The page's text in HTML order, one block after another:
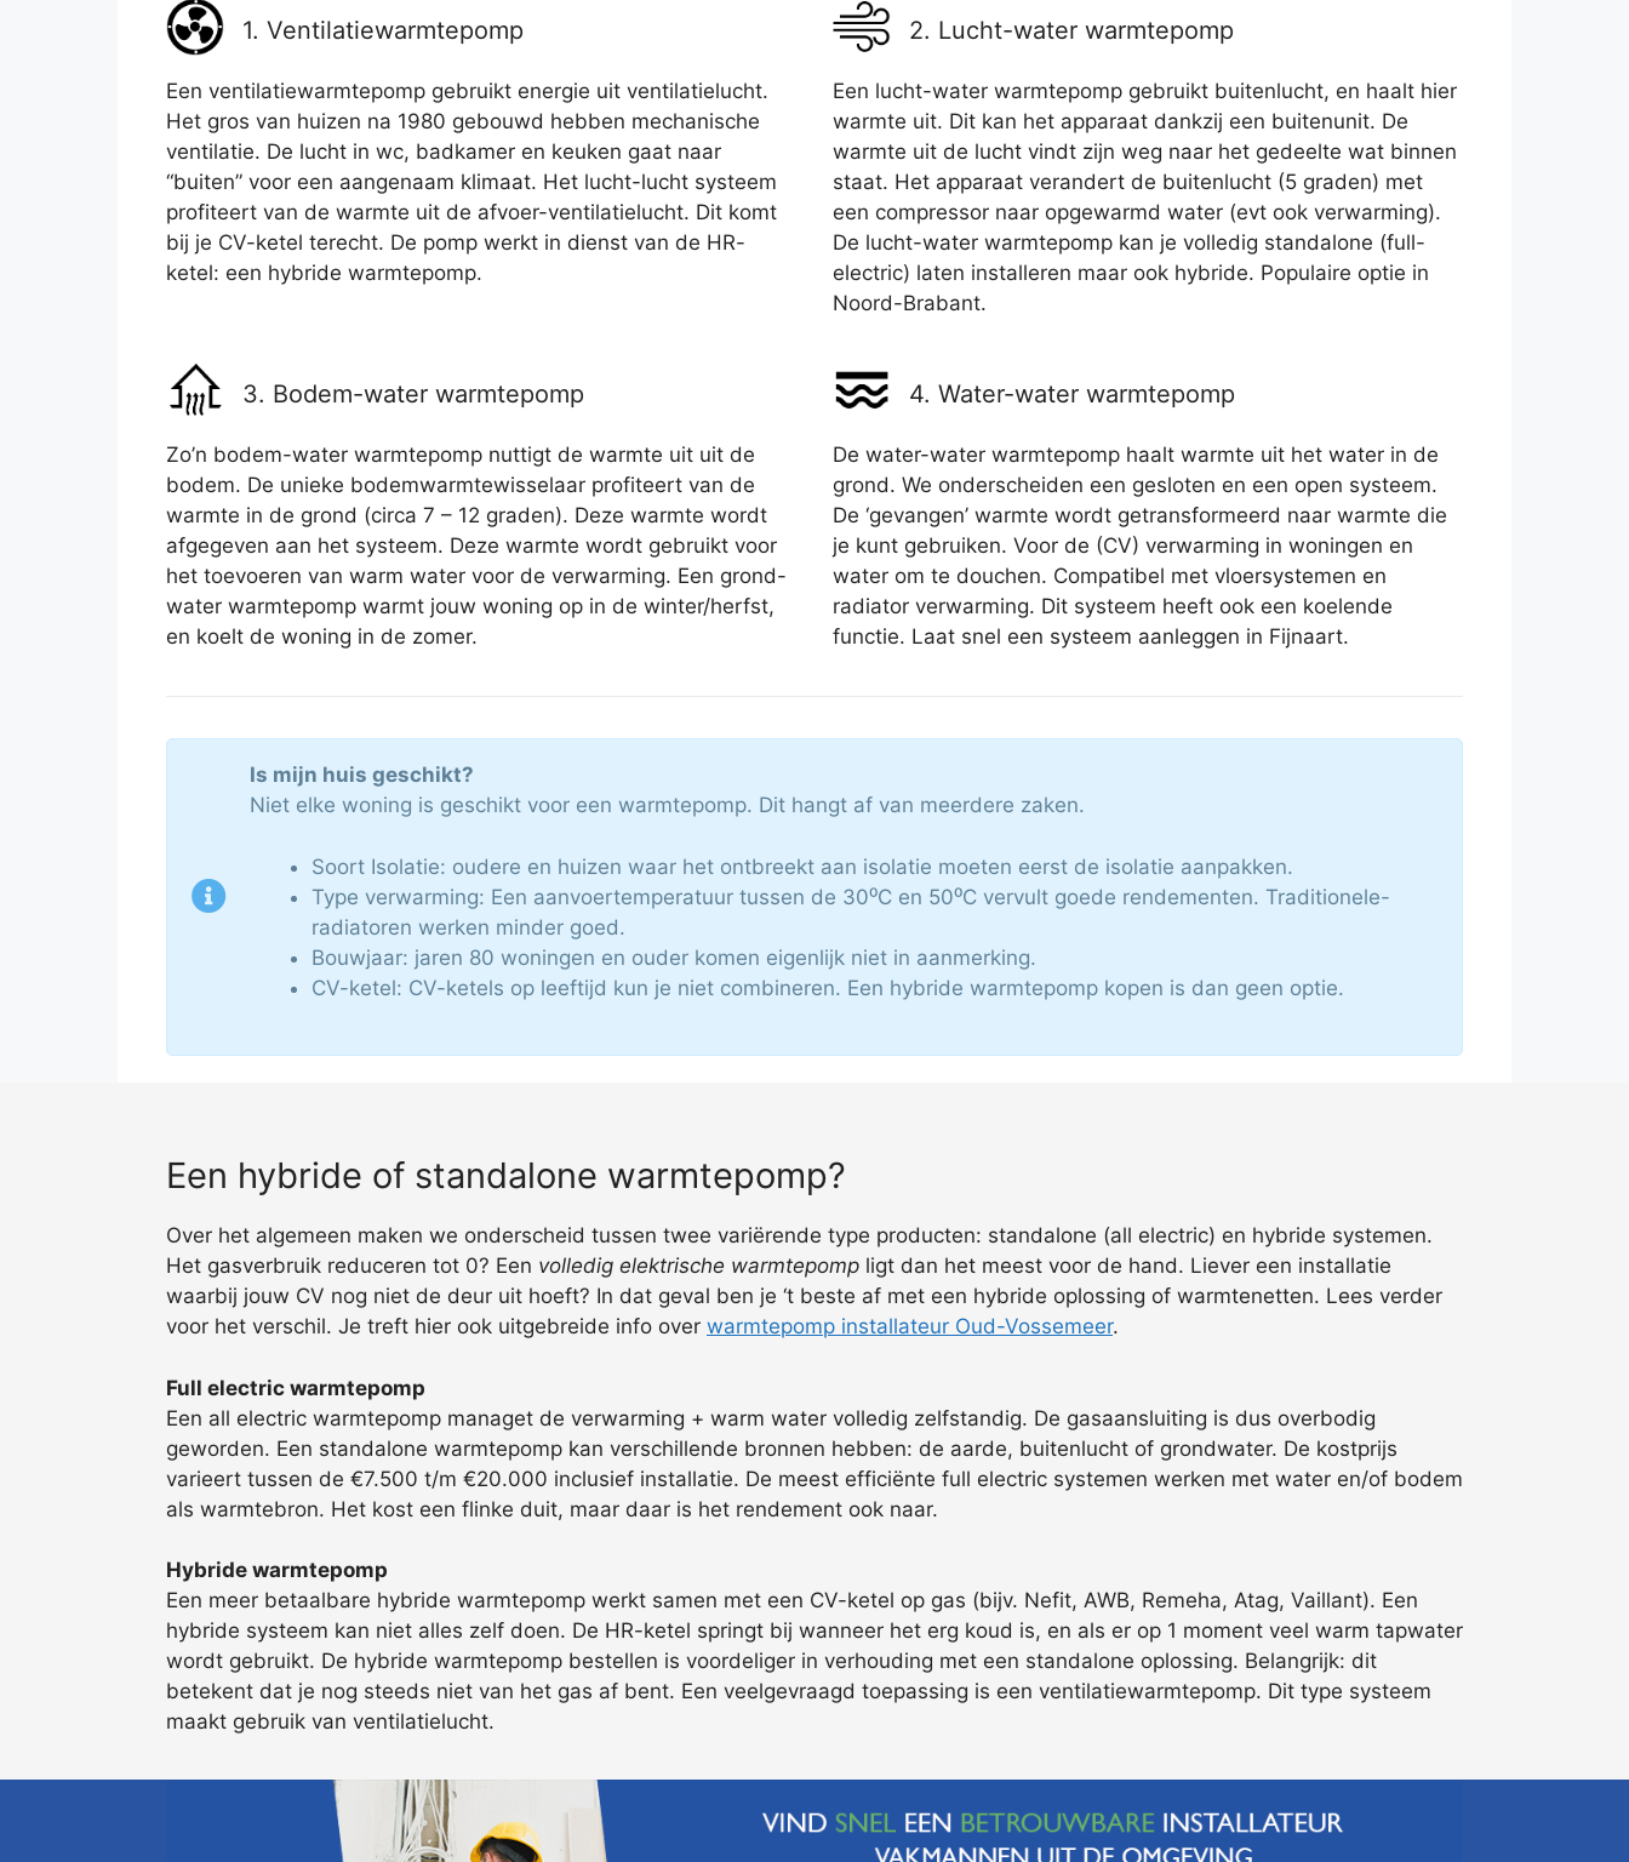
1. Ventilatiewarmtepomp
Een ventilatiewarmtepomp gebruikt energie uit ventilatielucht.
Het gros van huizen na 1980 gebouwd hebben mechanische
ventilatie. De lucht in wc, badkamer en keuken gaat naar
“buiten” voor een aangenaam klimaat. Het lucht-lucht systeem
profiteert van de warmte uit de afvoer-ventilatielucht. Dit komt
bij je CV-ketel terecht. De pomp werkt in dienst van de HR-
ketel: een hybride warmtepomp.
2. Lucht-water warmtepomp
Een lucht-water warmtepomp gebruikt buitenlucht, en haalt hier
warmte uit. Dit kan het apparaat dankzij een buitenunit. De
warmte uit de lucht vindt zijn weg naar het gedeelte wat binnen
staat. Het apparaat verandert de buitenlucht (5 graden) met
een compressor naar opgewarmd water (evt ook verwarming).
De lucht-water warmtepomp kan je volledig standalone (full-
electric) laten installeren maar ook hybride. Populaire optie in
Noord-Brabant.
3. Bodem-water warmtepomp
Zo’n bodem-water warmtepomp nuttigt de warmte uit uit de
bodem. De unieke bodemwarmtewisselaar profiteert van de
warmte in de grond (circa 7 – 12 graden). Deze warmte wordt
afgegeven aan het systeem. Deze warmte wordt gebruikt voor
het toevoeren van warm water voor de verwarming. Een grond-
water warmtepomp warmt jouw woning op in de winter/herfst,
en koelt de woning in de zomer.
4. Water-water warmtepomp
De water-water warmtepomp haalt warmte uit het water in de
grond. We onderscheiden een gesloten en een open systeem.
De ‘gevangen’ warmte wordt getransformeerd naar warmte die
je kunt gebruiken. Voor de (CV) verwarming in woningen en
water om te douchen. Compatibel met vloersystemen en
radiator verwarming. Dit systeem heeft ook een koelende
functie. Laat snel een systeem aanleggen in Fijnaart.
Is mijn huis geschikt?
Niet elke woning is geschikt voor een warmtepomp. Dit hangt af van meerdere zaken.
Soort Isolatie: oudere en huizen waar het ontbreekt aan isolatie moeten eerst de isolatie aanpakken.
Type verwarming: Een aanvoertemperatuur tussen de 30⁰C en 50⁰C vervult goede rendementen. Traditionele-
radiatoren werken minder goed.
Bouwjaar: jaren 80 woningen en ouder komen eigenlijk niet in aanmerking.
CV-ketel: CV-ketels op leeftijd kun je niet combineren. Een hybride warmtepomp kopen is dan geen optie.
Een hybride of standalone warmtepomp?
Over het algemeen maken we onderscheid tussen twee variërende type producten: standalone (all electric) en hybride systemen.
Het gasverbruik reduceren tot 0? Een volledig elektrische warmtepomp ligt dan het meest voor de hand. Liever een installatie
waarbij jouw CV nog niet de deur uit hoeft? In dat geval ben je ‘t beste af met een hybride oplossing of warmtenetten. Lees verder
voor het verschil. Je treft hier ook uitgebreide info over warmtepomp installateur Oud-Vossemeer.
Full electric warmtepomp
Een all electric warmtepomp managet de verwarming + warm water volledig zelfstandig. De gasaansluiting is dus overbodig
geworden. Een standalone warmtepomp kan verschillende bronnen hebben: de aarde, buitenlucht of grondwater. De kostprijs
varieert tussen de €7.500 t/m €20.000 inclusief installatie. De meest efficiënte full electric systemen werken met water en/of bodem
als warmtebron. Het kost een flinke duit, maar daar is het rendement ook naar.
Hybride warmtepomp
Een meer betaalbare hybride warmtepomp werkt samen met een CV-ketel op gas (bijv. Nefit, AWB, Remeha, Atag, Vaillant). Een
hybride systeem kan niet alles zelf doen. De HR-ketel springt bij wanneer het erg koud is, en als er op 1 moment veel warm tapwater
wordt gebruikt. De hybride warmtepomp bestellen is voordeliger in verhouding met een standalone oplossing. Belangrijk: dit
betekent dat je nog steeds niet van het gas af bent. Een veelgevraagd toepassing is een ventilatiewarmtepomp. Dit type systeem
maakt gebruik van ventilatielucht.